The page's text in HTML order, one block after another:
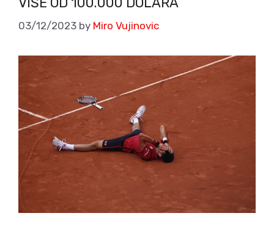
03/12/2023 by Miro Vujinovic